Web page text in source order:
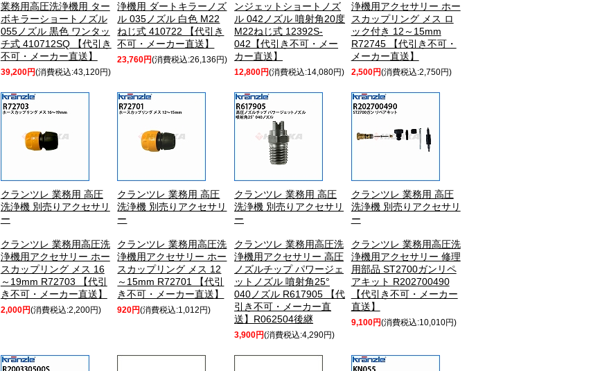
業務用高圧洗浄機用 ター
ボキラーショートノズル
055ノズル 黒色 ワンタッ
チ式 410712SQ 【代引き
不可・メーカー直送】
39,200円(消費税込:43,120円)
浄機用 ダートキラーノズ
ル 035ノズル 白色 M22
ねじ式 410722 【代引き
不可・メーカー直送】
23,760円(消費税込:26,136円)
ンジェットショートノズ
ル 042ノズル 噴射角20度
M22ねじ式 12392S-
042【代引き不可・メー
カー直送】
12,800円(消費税込:14,080円)
浄機用アクセサリー ホー
スカップリング メス ロ
ック付き 12～15mm
R72745 【代引き不可・
メーカー直送】
2,500円(消費税込:2,750円)
クランツレ 業務用 高圧
洗浄機 別売りアクセサリ
ー
クランツレ 業務用高圧洗
浄機用アクセサリー ホー
スカップリング メス 16
～19mm R72703 【代引
き不可・メーカー直送】
2,000円(消費税込:2,200円)
クランツレ 業務用 高圧
洗浄機 別売りアクセサリ
ー
クランツレ 業務用高圧洗
浄機用アクセサリー ホー
スカップリング メス 12
～15mm R72701 【代引
き不可・メーカー直送】
920円(消費税込:1,012円)
クランツレ 業務用 高圧
洗浄機 別売りアクセサリ
ー
クランツレ 業務用高圧洗
浄機用アクセサリー 高圧
ノズルチップ パワージェ
ットノズル 噴射角25°
040ノズル R617905 【代
引き不可・メーカー直
送】R062504後継
3,900円(消費税込:4,290円)
クランツレ 業務用 高圧
洗浄機 別売りアクセサリ
ー
クランツレ 業務用高圧洗
浄機用アクセサリー 修理
用部品 ST2700ガンリペ
アキット R202700490
【代引き不可・メーカー
直送】
9,100円(消費税込:10,010円)